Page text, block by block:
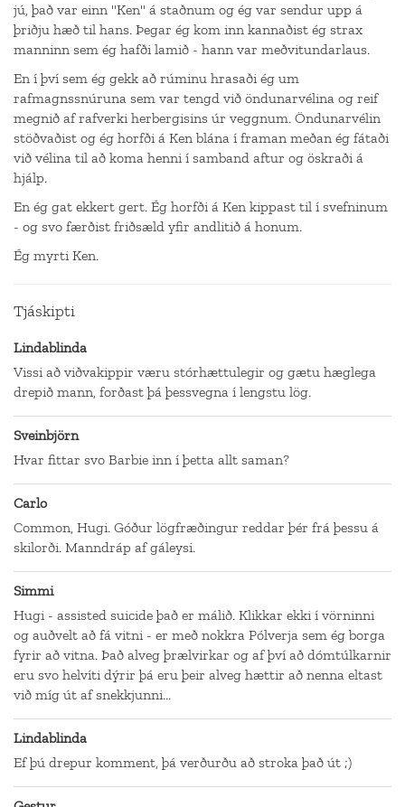
jú, það var einn "Ken" á staðnum og ég var sendur upp á
þriðju hæð til hans. Þegar ég kom inn kannaðist ég strax
manninn sem ég hafði lamið - hann var meðvitundarlaus.
En í því sem ég gekk að rúminu hrasaði ég um
rafmagnssnúruna sem var tengd við öndunarvélina og reif
megnið af rafverki herbergisins úr veggnum. Öndunarvélin
stöðvaðist og ég horfði á Ken blána í framan meðan ég fátaði
við vélina til að koma henni í samband aftur og öskraði á
hjálp.
En ég gat ekkert gert. Ég horfði á Ken kippast til í svefninum
- og svo færðist friðsæld yfir andlitið á honum.
Ég myrti Ken.
Tjáskipti
Lindablinda
Vissi að viðvakippir væru stórhættulegir og gætu hæglega
drepið mann, forðast þá þessvegna í lengstu lög.
Sveinbjörn
Hvar fittar svo Barbie inn í þetta allt saman?
Carlo
Common, Hugi. Góður lögfræðingur reddar þér frá þessu á
skilorði. Manndráp af gáleysi.
Simmi
Hugi - assisted suicide það er málið. Klikkar ekki í vörninni
og auðvelt að fá vitni - er með nokkra Pólverja sem ég borga
fyrir að vitna. Það alveg þrælvirkar og af því að dómtúlkarnir
eru svo helvíti dýrir þá eru þeir alveg hættir að nenna eltast
við míg út af snekkjunni...
Lindablinda
Ef þú drepur komment, þá verðurðu að stroka það út ;)